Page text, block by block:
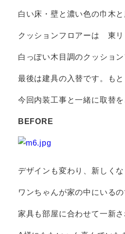
白い床・壁と濃い色の巾木
クッションフロアーは 東
白っぽい木目調のクッション
最後は建具の入替です。も
今回内装工事と一緒に取替を
BEFORE
デザインも変わり、新しく
ワンちゃんが家の中にいる
家具も部屋に合わせて一新